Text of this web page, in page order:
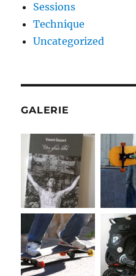
Sessions
Technique
Uncategorized
GALERIE